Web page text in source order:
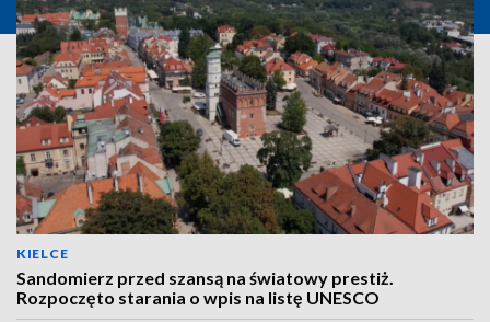
KIELCE
Sandomierz przed szansą na światowy prestiż.
Rozpoczęto starania o wpis na listę UNESCO